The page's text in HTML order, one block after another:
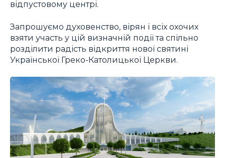
відпустовому центрі.
Запрошуємо духовенство, вірян і всіх охочих
взяти участь у цій визначній події та спільно
розділити радість відкриття нової святині
Української Греко-Католицької Церкви.